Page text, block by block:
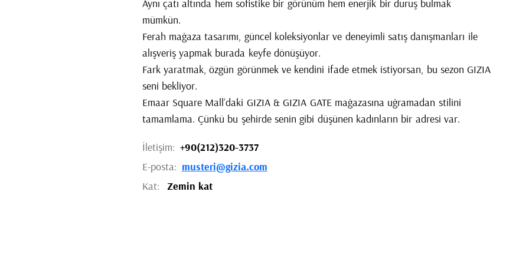
Aynı çatı altında hem sofistike bir görünüm hem enerjik bir duruş bulmak
mümkün.
Ferah mağaza tasarımı, güncel koleksiyonlar ve deneyimli satış danışmanları ile
alışveriş yapmak burada keyfe dönüşüyor.
Fark yaratmak, özgün görünmek ve kendini ifade etmek istiyorsan, bu sezon GIZIA
seni bekliyor.
Emaar Square Mall’daki GIZIA & GIZIA GATE mağazasına uğramadan stilini
tamamlama. Çünkü bu şehirde senin gibi düşünen kadınların bir adresi var.
İletişim: +90(212)320-3737
E-posta: musteri@gizia.com
Kat:
Zemin kat